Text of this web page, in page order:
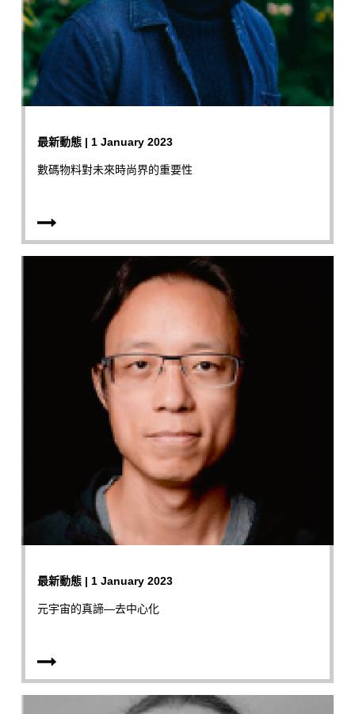
最新動態 | 1 January 2023
數碼物料對未來時尚界的重要性
最新動態 | 1 January 2023
元宇宙的真諦—去中心化